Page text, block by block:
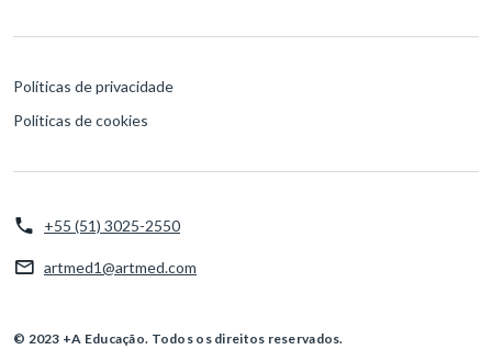
Políticas de privacidade
Políticas de cookies
+55 (51) 3025-2550
artmed1@artmed.com
© 2023 +A Educação. Todos os direitos reservados.